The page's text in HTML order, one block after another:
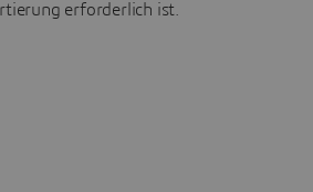
erforderlich ist.